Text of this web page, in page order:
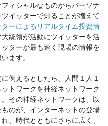
ィシャルなものからパーソナ
イッターで知ることが増えて
ターによるリアルタイム投資情
統領が活動にツイッターを活
ターが最も速く現場の情報を
ます。
例えるとしたら、人間１人１
トワークを神経ネットワーク
その神経ネットワークは、以
のが、インターネットの登場
、時代とともにさらに広く、